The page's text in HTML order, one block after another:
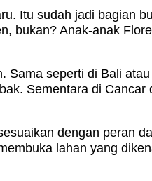
Itu sudah jadi bagian
bukan? Anak-anak
Sama seperti di Bali
Sementara di
dengan peran
lahan yang